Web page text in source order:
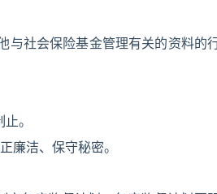
与社会保险基金管理有关的资料的
。
廉洁、保守秘密。